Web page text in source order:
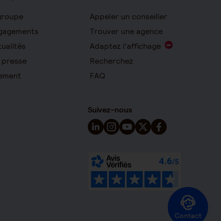
Contact
presse
Appeler un conseiller
Trouver une agence
Adaptez l'affichage
Recherchez
FAQ
Suivez-nous
Suivez-nous sur LinkedIn -
Suivez-nous sur Instagram -
Suivez-nous sur YouTube
Suivez-nous sur X -
Suivez-nous sur